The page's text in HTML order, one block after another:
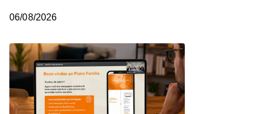
06/08/2026